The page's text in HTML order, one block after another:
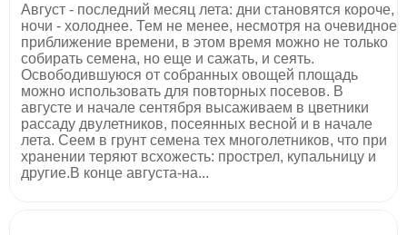
Август - последний месяц лета: дни становятся короче,
ночи - холоднее. Тем не менее, несмотря на очевидное
приближение времени, в этом время можно не только
собирать семена, но еще и сажать, и сеять.
Освободившуюся от собранных овощей площадь
можно использовать для повторных посевов. В
августе и начале сентября высаживаем в цветники
рассаду двулетников, посеянных весной и в начале
лета. Сеем в грунт семена тех многолетников, что при
хранении теряют всхожесть: прострел, купальницу и
другие.В конце августа-на...